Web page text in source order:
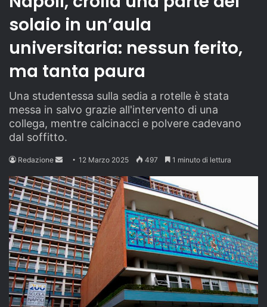
solaio in un’aula
universitaria: nessun ferito,
ma tanta paura
Una studentessa sulla sedia a rotelle è stata
messa in salvo grazie all'intervento di una
collega, mentre calcinacci e polvere cadevano
dal soffitto.
Redazione
Send
email
12 Marzo 2025 497 1 minuto di lettura